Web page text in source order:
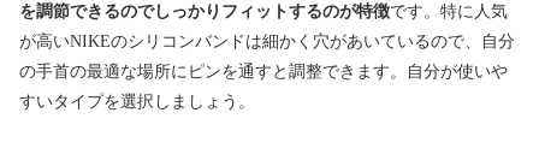
を調節できるのでしっかりフィットするのが特徴です。特に人気
が高いNIKEのシリコンバンドは細かく穴があいているので、自分
の手首の最適な場所にピンを通すと調整できます。自分が使いや
すいタイプを選択しましょう。